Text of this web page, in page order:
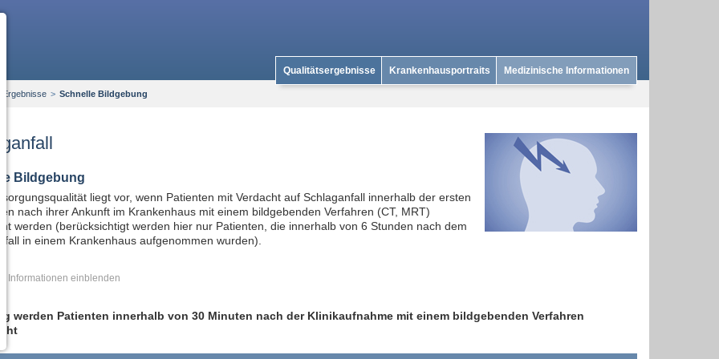
Qualitätsergebnisse Krankenhausportraits Medizinische Informationen
Ergebnisse > Schnelle Bildgebung
Bildgebung
liegt vor, wenn Patienten mit Verdacht auf Schlaganfall innerhalb der ersten
nach ihrer Ankunft im Krankenhaus mit einem bildgebenden Verfahren (CT, MRT)
werden (berücksichtigt werden hier nur Patienten, die innerhalb von 6 Stunden nach dem
in einem Krankenhaus aufgenommen wurden).
Informationen
werden Patienten innerhalb von 30 Minuten nach der Klinikaufnahme mit einem bildgebenden Verfahren